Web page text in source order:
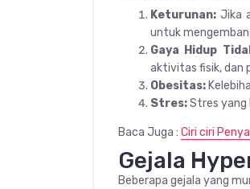
Keturunan: Jika
untuk
Gaya Hidup
aktivitas fisik, dan
Obesitas:
Stres:Stres yang
Baca Juga : Ciri ciri
Gejala
Beberapa gejala yang